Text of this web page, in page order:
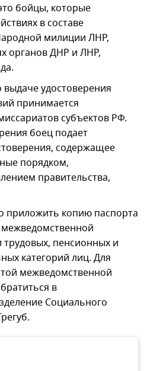
бойцы, которые
в составе
милиции ЛНР,
органов ДНР и ЛНР,
удостоверения
принимается
субъектов РФ.
боец подает
содержащее
порядком,
правительства,
приложить копию паспорта
пенсионных и
категорий лиц. Для
межведомственной
в
Социального